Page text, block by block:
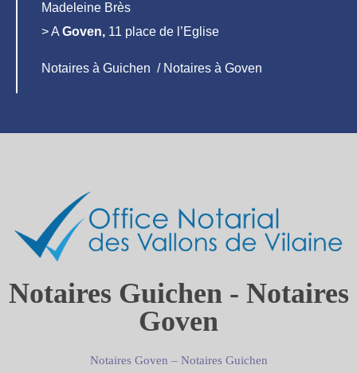
Madeleine Brès
> A Goven, 11 place de l’Eglise
Notaires à Guichen / Notaires à Goven
Notaires Guichen - Notaires
Goven
Notaires Goven – Notaires Guichen